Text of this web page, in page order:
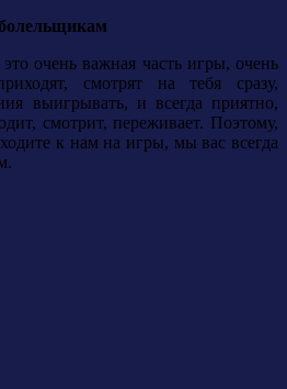
очень важная часть игры, очень
смотрят на тебя сразу,
выигрывать, и всегда приятно,
смотрит, переживает. Поэтому,
к нам на игры, мы вас всегда